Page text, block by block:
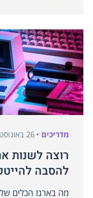
מדריכים 26 באוגוסט
להסבה
מה בארגז הכלים